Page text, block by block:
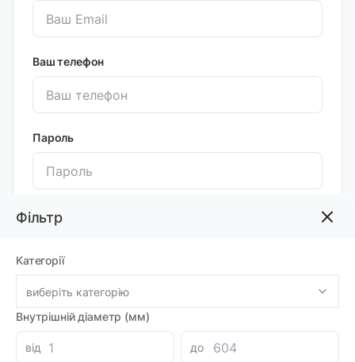
Фільтр
Категорії
виберіть категорію
Внутрішній діаметр (мм)
від
до
Ваш телефон
Пароль
Повтор пароля
Якщо ви вже зареєстровані, перейдіть на сторінку